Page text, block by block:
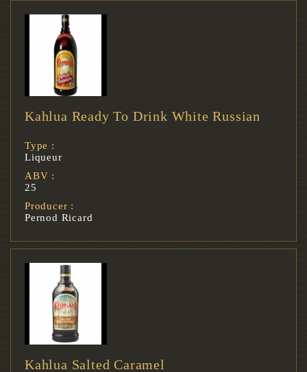
Kahlua Ready To Drink White Russian
Type :
Liqueur
ABV :
25
Producer :
Pernod Ricard
Kahlua Salted Caramel